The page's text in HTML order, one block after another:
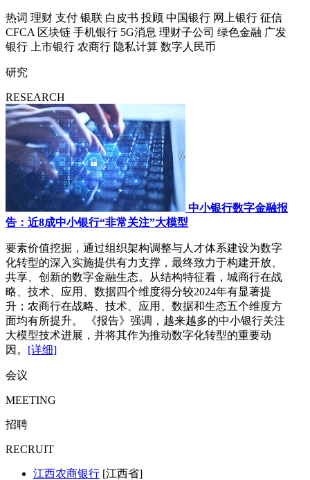
热词 理财 支付 银联 白皮书 投顾 中国银行 网上银行 征信
CFCA 区块链 手机银行 5G消息 理财子公司 绿色金融 广发
银行
上市银行 农商行 隐私计算 数字人民币
研究
RESEARCH
中小银行数字金融报
告：近8成中小银行“非常关注”大模型
要素价值挖掘，通过组织架构调整与人才体系建设为数字
化转型的深入实施提供有力支撑，最终致力于构建开放、
共享、创新的数字金融生态。从结构特征看，城商行在战
略、技术、应用、数据四个维度得分较2024年有显著提
升；农商行在战略、技术、应用、数据和生态五个维度方
面均有所提升。 《报告》强调，越来越多的中小银行关注
大模型技术进展，并将其作为推动数字化转型的重要动
因。 [详细]
会议
MEETING
招聘
RECRUIT
江西农商银行 [江西省]